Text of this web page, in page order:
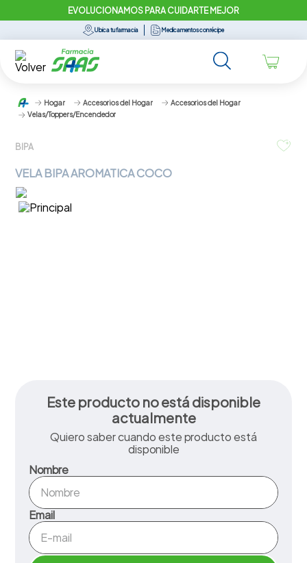
EVOLUCIONAMOS PARA CUIDARTE MEJOR
Ubica tu farmacia Medicamentos con récipe
Hogar Accesorios del Hogar
Accesorios del Hogar
Velas/Toppers/Encendedor
BIPA
VELA BIPA AROMATICA COCO
Este producto no está disponible
actualmente
Quiero saber cuando este producto está
disponible